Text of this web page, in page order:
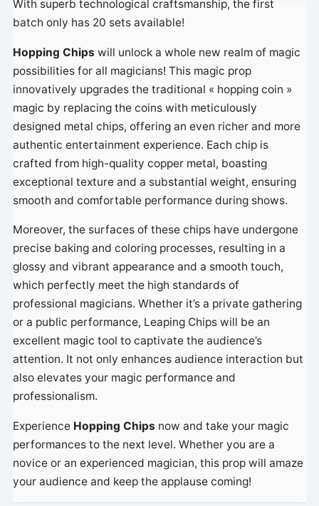
With superb technological craftsmanship, the first
batch only has 20 sets available!
Hopping Chips will unlock a whole new realm of magic
possibilities for all magicians! This magic prop
innovatively upgrades the traditional « hopping coin »
magic by replacing the coins with meticulously
designed metal chips, offering an even richer and more
authentic entertainment experience. Each chip is
crafted from high-quality copper metal, boasting
exceptional texture and a substantial weight, ensuring
smooth and comfortable performance during shows.
Moreover, the surfaces of these chips have undergone
precise baking and coloring processes, resulting in a
glossy and vibrant appearance and a smooth touch,
which perfectly meet the high standards of
professional magicians. Whether it’s a private gathering
or a public performance, Leaping Chips will be an
excellent magic tool to captivate the audience’s
attention. It not only enhances audience interaction but
also elevates your magic performance and
professionalism.
Experience Hopping Chips now and take your magic
performances to the next level. Whether you are a
novice or an experienced magician, this prop will amaze
your audience and keep the applause coming!